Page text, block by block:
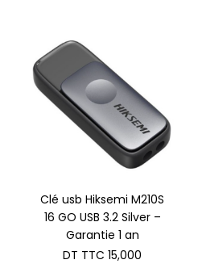
Clé usb Hiksemi M210S
16 GO USB 3.2 Silver –
Garantie 1 an
DT TTC 15,000